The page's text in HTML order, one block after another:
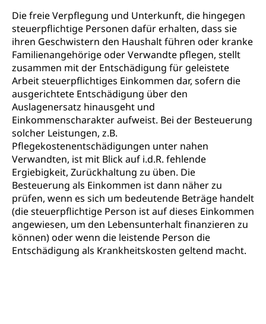
Die freie Verpflegung und Unterkunft, die hingegen
steuerpflichtige Personen dafür erhalten, dass sie
ihren Geschwistern den Haushalt führen oder kranke
Familienangehörige oder Verwandte pflegen, stellt
zusammen mit der Entschädigung für geleistete
Arbeit steuerpflichtiges Einkommen dar, sofern die
ausgerichtete Entschädigung über den
Auslagenersatz hinausgeht und
Einkommenscharakter aufweist. Bei der Besteuerung
solcher Leistungen, z.B.
Pflegekostenentschädigungen unter nahen
Verwandten, ist mit Blick auf i.d.R. fehlende
Ergiebigkeit, Zurückhaltung zu üben. Die
Besteuerung als Einkommen ist dann näher zu
prüfen, wenn es sich um bedeutende Beträge handelt
(die steuerpflichtige Person ist auf dieses Einkommen
angewiesen, um den Lebensunterhalt finanzieren zu
können) oder wenn die leistende Person die
Entschädigung als Krankheitskosten geltend macht.